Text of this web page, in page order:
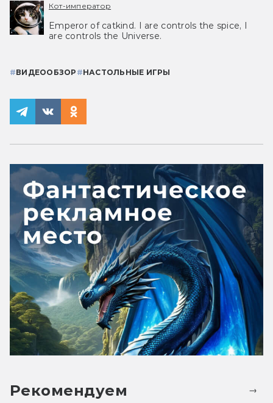
Кот-император
Emperor of catkind. I are controls the spice, I
are controls the Universe.
#ВИДЕООБЗОР #НАСТОЛЬНЫЕ ИГРЫ
Рекомендуем